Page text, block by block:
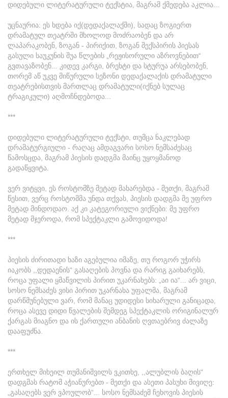
დიდებული ლიტერატურული ტექსტია, მაგრამ ქმედება აკლია...
უცნაურია: ეს ხდება იქ(დედაქალაქში), სადაც ზოგიერთ
დრამატულ თეატრში მხოლოდ მოძრაობენ და არ
ლაპარაკობენ, ზოგან - პირიქით, ზოგან შექსპირის პიესას
გასული საუკუნის შუა წლების „რეჟისორული აზროვნებით“
გვთავაზობენ... კიდევ კარგი, ბრეხტი და სტურუა არსებობენ,
თორემ აწ უკვე მიწურული სეზონი დედაქალაქის დრამატული
თეატრებისთვის მართლაც დრამატული(იქნებ სულაც
ტრაგიკული) აღმოჩნდებოდა...
***
დიდებული ლიტერატურული ტექსტი, თუმცა ნაკლებად
დრამატურგიული - რაღაც ამდაგვარი სოსო ნემსაძესაც
წამოსცდა, მაგრამ პიესის დადგმა მაინც უყოყმანოდ
გადაწყვიტა.
ვერ ვიტყვი, ეს როსტომზე მეტად მახარებდა - მეთქი, მაგრამ
წესით, ვერც როსტომმა უნდა თქვას, პიესის დადგმა მე უფრო
მეტად მინდოდაო. აქ კი კატეგორიული ვიქნები: მე უფრო
მეტად მჯეროდა, რომ სპექტაკლი გამოვიდოდა!
***
პიესის ძირითადი ხაზი აგებულია იმაზე, თუ როგორ უჭირს
იაკობს ,,დედაენის“ გასაღების პოვნა და რარიგ გაიხარებს,
როცა უფალი ყმაწვილის პირით უკარნახებს: „აი ია“... არ ვიცი,
სოსო ნემსაძეს ვისი პირით უკარნახა უფალმა, მაგრამ
დარწმუნებული ვარ, რომ მანაც უდიდესი სიხარული განიცადა,
როცა ასევე დიდი წვალების შემდეგ სპექტაკლის ორიგინალურ
ქარგას მიაგნო და ის ქართული ანბანის ღვთაებრივ ძალაზე
დააფუძნა.
***
ერთხელ მიხეილ თუმანიშვილს ვკითხე, ,,ალუბლის ბაღის“
დადგმას რატომ აჭიანურებთ - მეთქი და ასეთი პასუხი მივიღე:
„გასაღებს ვერ ვპოულობ“... სოსო ნემსაძემ ჩეხოვის პიესის